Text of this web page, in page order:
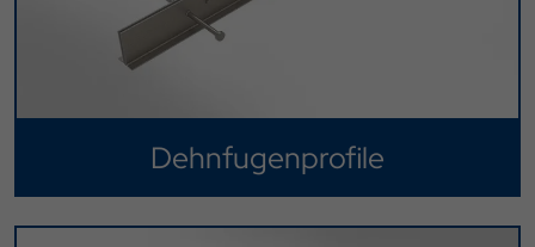
Dehnfugenprofile